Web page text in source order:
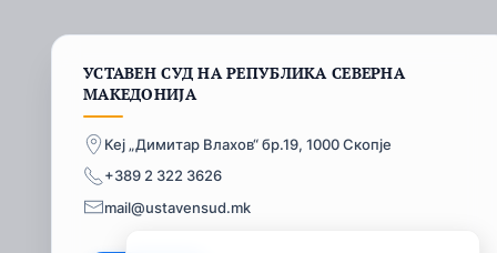
УСТАВЕН СУД НА РЕПУБЛИКА СЕВЕРНА
МАКЕДОНИЈА
Кеј „Димитар Влахов“ бр.19, 1000 Скопје
+389 2 322 3626
mail@ustavensud.mk